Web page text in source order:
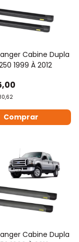
Cabine Dupla
1999 À 2012
Cabine Dupla